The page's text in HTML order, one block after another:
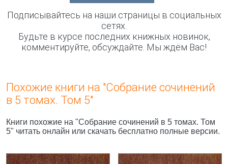
Подписывайтесь на наши страницы в социальных
сетях.
Будьте в курсе последних книжных новинок,
комментируйте, обсуждайте. Мы ждём Вас!
Похожие книги на "Собрание сочинений
в 5 томах. Том 5"
Книги похожие на "Собрание сочинений в 5 томах. Том
5" читать онлайн или скачать бесплатно полные версии.